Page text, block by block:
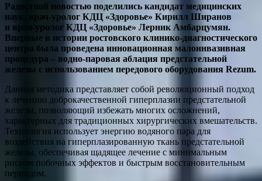
Радостной новостью поделились кандидат медицинских
наук, врач-уролог КДЦ «Здоровье» Кирилл Ширанов
и врач
-уролог КДЦ «Здоровье» Лерник Амбарцумян.
Впервые в истории ростовского клинико-диагностического
центра была проведена инновационная малоинвазивная
процедура – водно-паровая аблация предстательной
железы с использованием передового оборудования Rezum.
Данная методика представляет собой революционный подход
к лечению доброкачественной гиперплазии предстательной
железы, позволяющий избежать многих осложнений,
характерных для традиционных хирургических вмешательств.
Технология использует энергию водяного пара для
воздействия на гиперплазированную ткань предстательной
железы, обеспечивая щадящее лечение с минимальным
риском побочных эффектов и быстрым восстановительным
периодом.